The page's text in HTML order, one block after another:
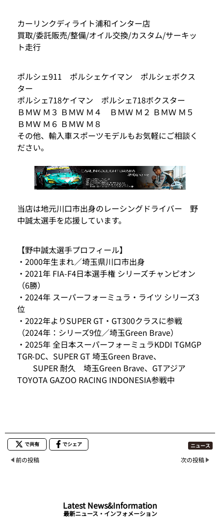
カーリンクディライト浦和インター店
買取/委託販売/整備/オイル交換/カスタム/サーキッ
ト走行
ポルシェ911 ポルシェケイマン ポルシェボクス
ター
ポルシェ718ケイマン ポルシェ718ボクスター
ＢＭＷ Ｍ３ ＢＭＷ Ｍ４ ＢＭＷ Ｍ２ ＢＭＷ Ｍ５
ＢＭＷ Ｍ６ ＢＭＷ Ｍ８
その他、輸入車スポーツモデルもお気軽にご相談く
ださい。
当店は地元川口市出身のレーシングドライバー 野
中誠太選手を応援しています。
【野中誠太選手プロフィール】
・2000年生まれ／埼玉県川口市出身
・2021年 FIA-F4日本選手権 シリーズチャンピオン
（6勝）
・2024年 スーパーフォーミュラ・ライツ シリーズ3
位
・2022年よりSUPER GT・GT300クラスに参戦
（2024年：シリーズ9位／埼玉Green Brave）
・2025年 全日本スーパーフォーミュラKDDI TGMGP
TGR-DC、SUPER GT 埼玉Green Brave、
SUPER 耐久 埼玉Green Brave、GTアジア
TOYOTA GAZOO RACING INDONESIA参戦中
で共有 でシェア ニュース
前の投稿 次の投稿
Latest News&Information
最新ニュース・インフォメーション